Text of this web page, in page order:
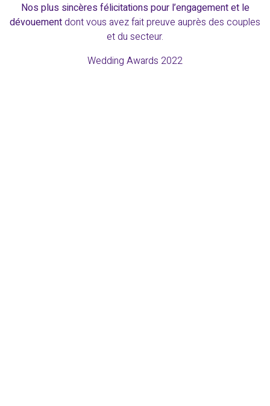
Nos plus sincères félicitations pour l’engagement et le
dévouementdont vous avez fait preuve auprès des couples
et du secteur.
Wedding Awards 2022